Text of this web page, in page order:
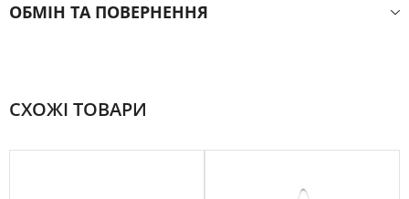
ОБМІН ТА ПОВЕРНЕННЯ
СХОЖІ ТОВАРИ